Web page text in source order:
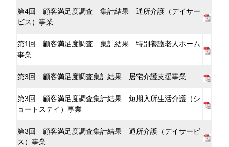
第4回 顧客満足度調査 集計結果 通所介護（デイサー
ビス）事業
第1回 顧客満足度調査 集計結果 特別養護老人ホーム
事業
第3回 顧客満足度調査集計結果 居宅介護支援事業
第3回 顧客満足度調査集計結果 短期入所生活介護（シ
ョートステイ）事業
第3回 顧客満足度調査集計結果 通所介護（デイサービ
ス）事業